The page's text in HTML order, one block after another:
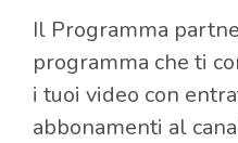
Il Programma
programma che ti
i tuoi video con
abbonamenti al